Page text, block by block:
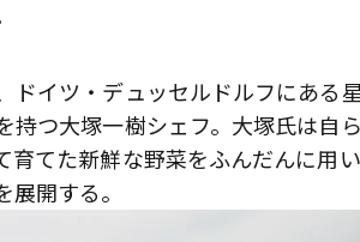
ドイツ・デュッセルドルフにある
持つ大塚一樹シェフ。大塚氏は自
育てた新鮮な野菜をふんだんに用
開する。